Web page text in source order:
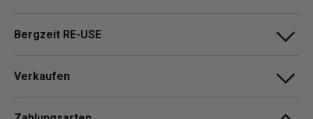
Bergzeit RE-USE
Verkaufen